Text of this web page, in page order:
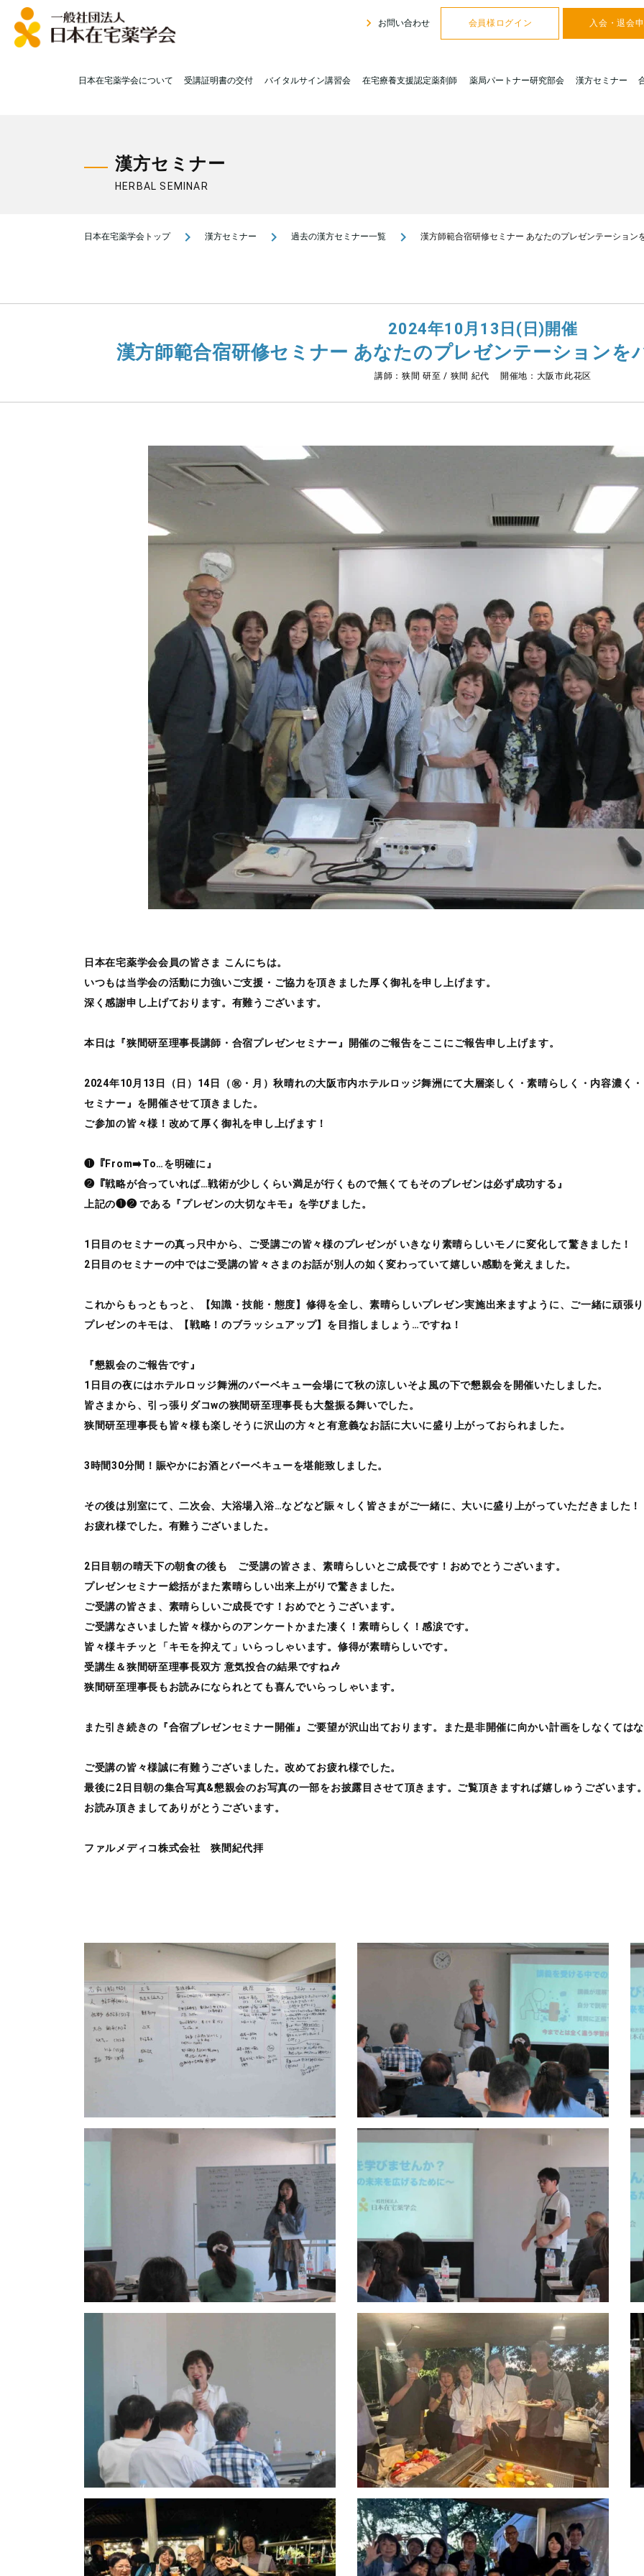
navigate_next お問い合わせ 会員様ログイン 入会・退会
日本在宅薬学会について 受講証明書の交付 バイタルサイン講習会 在宅療養支援認定薬剤師 薬局パートナー研究部会 漢方セミナー
漢方セミナー
HERBAL SEMINAR
日本在宅薬学会トップ navigate_next 漢方セミナー navigate_next 過去の漢方セミナー一覧 navigate_next 漢方師範合宿研修セミナー あなたのプレゼンテーション
2024年10月13日(日)開催
漢方師範合宿研修セミナー あなたのプレゼンテーションを
講師：狭間 研至 / 狭間 紀代 開催地：大阪市此花区
日本在宅薬学会会員の皆さま こんにちは。
いつもは当学会の活動に力強いご支援・ご協力を頂きました厚く御礼を申し上げます。
深く感謝申し上げております。有難うございます。
本日は『狭間研至理事長講師・合宿プレゼンセミナー』開催のご報告をここにご報告申し上げます。
2024年10月13日（日）14日（㊗️・月）秋晴れの大阪市内ホテルロッジ舞洲にて大層楽しく・素晴らしく・内容濃く
セミナー』を開催させて頂きました。
ご参加の皆々様！改めて厚く御礼を申し上げます！
❶『From➡️To…を明確に』
❷『戦略が合っていれば…戦術が少しくらい満足が行くもので無くてもそのプレゼンは必ず成功する』
上記の❶❷ である『プレゼンの大切なキモ』を学びました。
1日目のセミナーの真っ只中から、ご受講ごの皆々様のプレゼンが いきなり素晴らしいモノに変化して驚きました！
2日目のセミナーの中ではご受講の皆々さまのお話が別人の如く変わっていて嬉しい感動を覚えました。
これからもっともっと、【知識・技能・態度】修得を全し、素晴らしいプレゼン実施出来ますように、ご一緒に頑張り
プレゼンのキモは、【戦略！のブラッシュアップ】を目指しましょう…ですね！
『懇親会のご報告です』
1日目の夜にはホテルロッジ舞洲のバーベキュー会場にて秋の涼しいそよ風の下で懇親会を開催いたしました。
皆さまから、引っ張りダコwの狭間研至理事長も大盤振る舞いでした。
狭間研至理事長も皆々様も楽しそうに沢山の方々と有意義なお話に大いに盛り上がっておられました。
3時間30分間！賑やかにお酒とバーベキューを堪能致しました。
その後は別室にて、二次会、大浴場入浴…などなど賑々しく皆さまがご一緒に、大いに盛り上がっていただきました！
お疲れ様でした。有難うございました。
2日目朝の晴天下の朝食の後も ご受講の皆さま、素晴らしいとご成長です！おめでとうございます。
プレゼンセミナー総括がまた素晴らしい出来上がりで驚きました。
ご受講の皆さま、素晴らしいご成長です！おめでとうございます。
ご受講なさいました皆々様からのアンケートかまた凄く！素晴らしく！感涙です。
皆々様キチッと「キモを抑えて」いらっしゃいます。修得が素晴らしいです。
受講生＆狭間研至理事長双方 意気投合の結果ですね🎶
狭間研至理事長もお読みになられとても喜んでいらっしゃいます。
また引き続きの『合宿プレゼンセミナー開催』ご要望が沢山出ております。また是非開催に向かい計画をしなくては
ご受講の皆々様誠に有難うございました。改めてお疲れ様でした。
最後に2日目朝の集合写真&懇親会のお写真の一部をお披露目させて頂きます。ご覧頂きますれば嬉しゅうございます。
お読み頂きましてありがとうございます。
ファルメディコ株式会社 狭間紀代拝